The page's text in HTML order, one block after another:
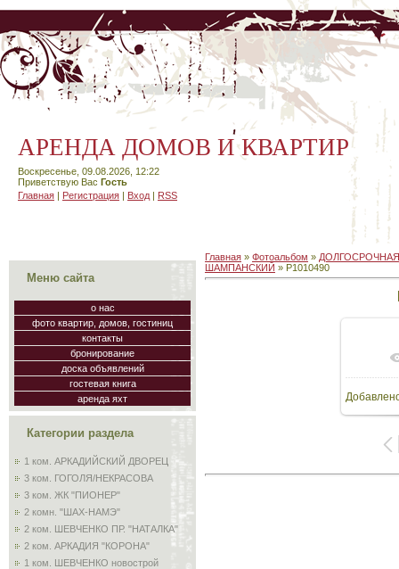
АРЕНДА ДОМОВ И КВАРТИР
Воскресенье, 09.08.2026, 12:22
Приветствую Вас Гость
Главная | Регистрация | Вход | RSS
Меню сайта
о нас
фото квартир, домов, гостиниц
контакты
бронирование
доска объявлений
гостевая книга
аренда яхт
Категории раздела
1 ком. АРКАДИЙСКИЙ ДВОРЕЦ
3 ком. ГОГОЛЯ/НЕКРАСОВА
3 ком. ЖК "ПИОНЕР"
2 комн. "ШАХ-НАМЭ"
2 ком. ШЕВЧЕНКО ПР. "НАТАЛКА"
2 ком. АРКАДИЯ "КОРОНА"
1 ком. ШЕВЧЕНКО новострой
Главная » Фотоальбом »
ШАМПАНСКИЙ » P1010490